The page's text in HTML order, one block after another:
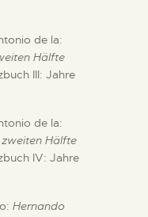
de la:
Hälfte
III: Jahre
de la:
Hälfte
IV: Jahre
Hernando